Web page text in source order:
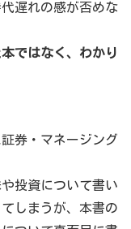
遅れの感が否めな
ではなく、わかり
券・マネージング
投資について書い
しまうが、本書の